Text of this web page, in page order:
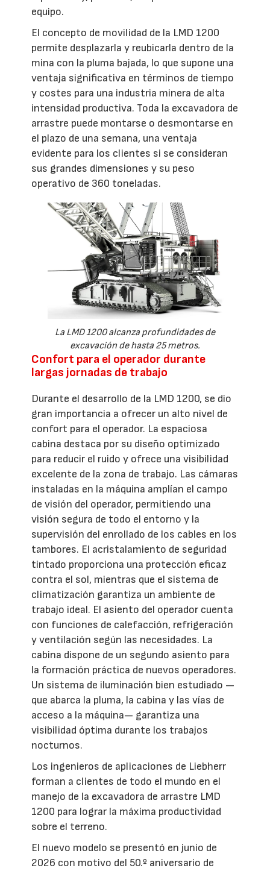
equipo.
El concepto de movilidad de la LMD 1200
permite desplazarla y reubicarla dentro de la
mina con la pluma bajada, lo que supone una
ventaja significativa en términos de tiempo
y costes para una industria minera de alta
intensidad productiva. Toda la excavadora de
arrastre puede montarse o desmontarse en
el plazo de una semana, una ventaja
evidente para los clientes si se consideran
sus grandes dimensiones y su peso
operativo de 360 toneladas.
La LMD 1200 alcanza profundidades de
excavación de hasta 25 metros.
Confort para el operador durante
largas jornadas de trabajo
Durante el desarrollo de la LMD 1200, se dio
gran importancia a ofrecer un alto nivel de
confort para el operador. La espaciosa
cabina destaca por su diseño optimizado
para reducir el ruido y ofrece una visibilidad
excelente de la zona de trabajo. Las cámaras
instaladas en la máquina amplían el campo
de visión del operador, permitiendo una
visión segura de todo el entorno y la
supervisión del enrollado de los cables en los
tambores. El acristalamiento de seguridad
tintado proporciona una protección eficaz
contra el sol, mientras que el sistema de
climatización garantiza un ambiente de
trabajo ideal. El asiento del operador cuenta
con funciones de calefacción, refrigeración
y ventilación según las necesidades. La
cabina dispone de un segundo asiento para
la formación práctica de nuevos operadores.
Un sistema de iluminación bien estudiado —
que abarca la pluma, la cabina y las vías de
acceso a la máquina— garantiza una
visibilidad óptima durante los trabajos
nocturnos.
Los ingenieros de aplicaciones de Liebherr
forman a clientes de todo el mundo en el
manejo de la excavadora de arrastre LMD
1200 para lograr la máxima productividad
sobre el terreno.
El nuevo modelo se presentó en junio de
2026 con motivo del 50.º aniversario de